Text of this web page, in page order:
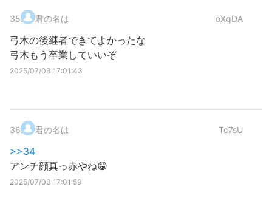
35. 君の名は oXqDA
弓木の後継者できてよかったな
弓木もう卒業していいぞ
2025/07/03 17:01:43
36. 君の名は Tc7sU
>>34
アンチ顔真っ赤やね😁
2025/07/03 17:01:59